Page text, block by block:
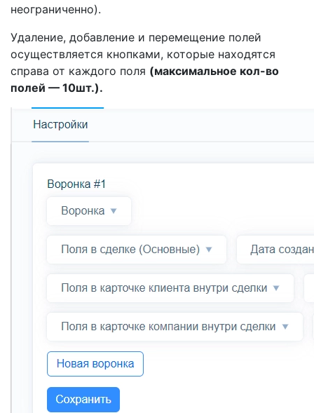
неограниченно).
Удаление, добавление и перемещение полей
осуществляется кнопками, которые находятся
справа от каждого поля (максимальное кол-во
полей — 10шт.).